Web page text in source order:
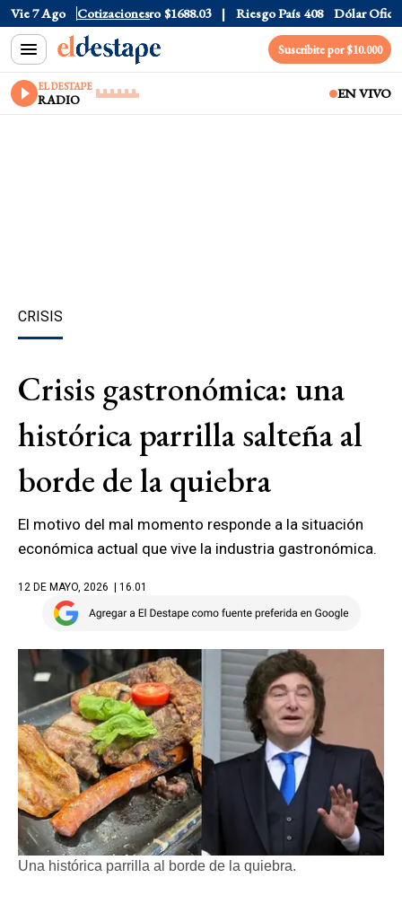
Vie 7 Ago Cotizaciones
CCL $1577.3 Euro $1688.03 Riesgo País 408 Dólar Oficial
Suscribite por $10.000
EL DESTAPE
RADIO EN VIVO
CRISIS
Crisis gastronómica: una
histórica parrilla salteña al
borde de la quiebra
El motivo del mal momento responde a la situación
económica actual que vive la industria gastronómica.
12 DE MAYO, 2026 | 16.01
Una histórica parrilla al borde de la quiebra.